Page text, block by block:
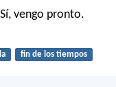
vengo pronto.
fin de los tiempos